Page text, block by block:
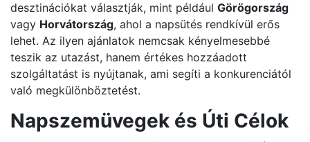
desztinációkat választják, mint például Görögország
vagy Horvátország, ahol a napsütés rendkívül erős
lehet. Az ilyen ajánlatok nemcsak kényelmesebbé
teszik az utazást, hanem értékes hozzáadott
szolgáltatást is nyújtanak, ami segíti a konkurenciától
való megkülönböztetést.
Napszemüvegek és Úti Célok